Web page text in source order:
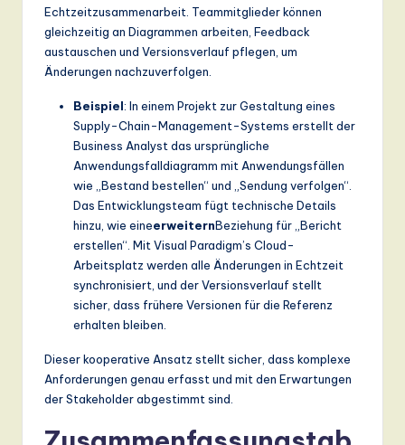
Echtzeitzusammenarbeit. Teammitglieder können
gleichzeitig an Diagrammen arbeiten, Feedback
austauschen und Versionsverlauf pflegen, um
Änderungen nachzuverfolgen.
Beispiel: In einem Projekt zur Gestaltung eines
Supply-Chain-Management-Systems erstellt der
Business Analyst das ursprüngliche
Anwendungsfalldiagramm mit Anwendungsfällen
wie „Bestand bestellen“ und „Sendung verfolgen“.
Das Entwicklungsteam fügt technische Details
hinzu, wie eineerweiternBeziehung für „Bericht
erstellen“. Mit Visual Paradigm’s Cloud-
Arbeitsplatz werden alle Änderungen in Echtzeit
synchronisiert, und der Versionsverlauf stellt
sicher, dass frühere Versionen für die Referenz
erhalten bleiben.
Dieser kooperative Ansatz stellt sicher, dass komplexe
Anforderungen genau erfasst und mit den Erwartungen
der Stakeholder abgestimmt sind.